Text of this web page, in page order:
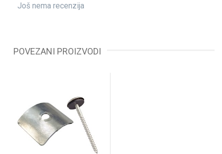
Još nema recenzija
POVEZANI PROIZVODI